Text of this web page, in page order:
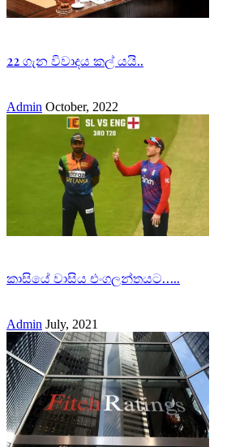
22 ගැන විවාදය කල් යයි..
Admin October, 2022
කාසියේ වාසිය එංගලන්තයට…..
Admin July, 2021